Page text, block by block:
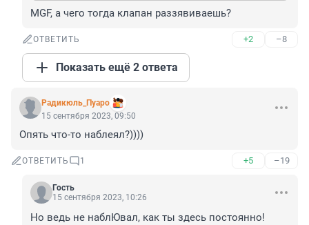
MGF, а чего тогда клапан раззявиваешь?
ОТВЕТИТЬ +2 –8
Показать ещё 2 ответа
Радикюль_Пуаро
15 сентября 2023, 09:50
Опять что-то наблеял?))))
ОТВЕТИТЬ 1 +5 –19
Гость
15 сентября 2023, 10:26
Но ведь не наблЮвал, как ты здесь постоянно!